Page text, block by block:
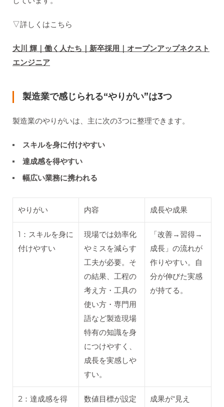
▽詳しくはこちら
大川 輝｜働く人たち｜新卒採用｜オープンアップネクスト
エンジニア
製造業で感じられる“やりがい”は3つ
製造業のやりがいは、主に次の3つに整理できます。
スキルを身に付けやすい
達成感を得やすい
幅広い業務に携われる
やりがい 内容 成長や成果
1：スキルを身に
付けやすい
現場では効率化
やミスを減らす
工夫が必要。そ
の結果、工程の
考え方・工具の
使い方・専門用
語など製造現場
特有の知識を身
につけやすく、
成長を実感しや
すい。
「改善→習得→
成長」の流れが
作りやすい。自
分が伸びた実感
が持てる。
2：達成感を得
数値目標が設定
成果が“見え